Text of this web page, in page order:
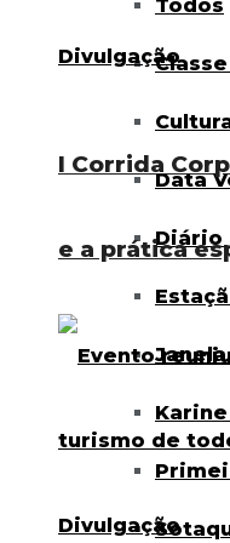
Todos
Data
Diário
I Corrida
e a prática